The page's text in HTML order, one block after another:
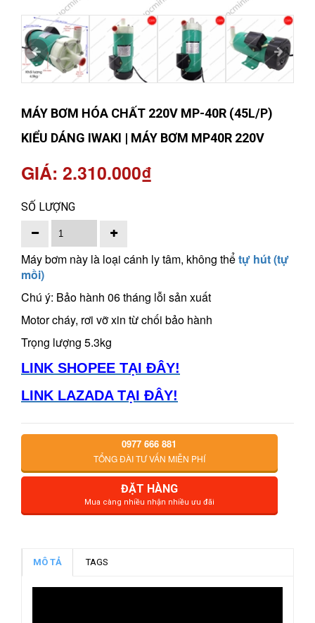
MÁY BƠM HÓA CHẤT 220V MP-40R (45L/P)
KIỂU DÁNG IWAKI | MÁY BƠM MP40R 220V
GIÁ: 2.310.000₫
SỐ LƯỢNG
Máy bơm này là loại cánh ly tâm, không thểtự hút (tự
mồi)
Chú ý: Bảo hành 06 tháng lỗi sản xuất
Motor cháy, rơi vỡ xin từ chối bảo hành
Trọng lượng 5.3kg
LINK SHOPEE TẠI ĐÂY!
LINK LAZADA TẠI ĐÂY!
0977 666 881
TỔNG ĐÀI TƯ VẤN MIỄN PHÍ
ĐẶT HÀNG
Mua càng nhiều nhận nhiều ưu đãi
MÔ TẢ TAGS